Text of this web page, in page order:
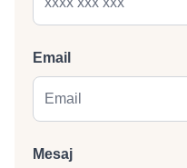
Email
Mesaj